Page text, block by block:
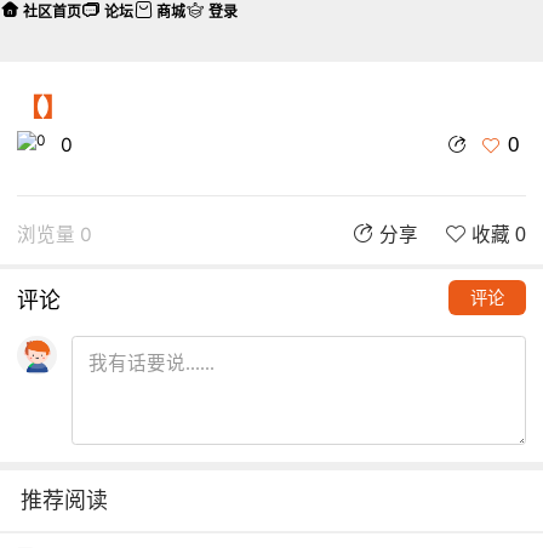
【】
0 0
浏览量 0 分享 收藏 0
评论 评论
推荐阅读
社区首页 论坛 商城 登录